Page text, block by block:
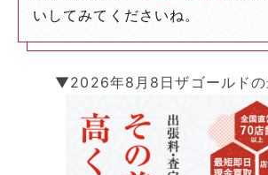
いしてみてくださいね。
▼2026年8月8日ザゴールド